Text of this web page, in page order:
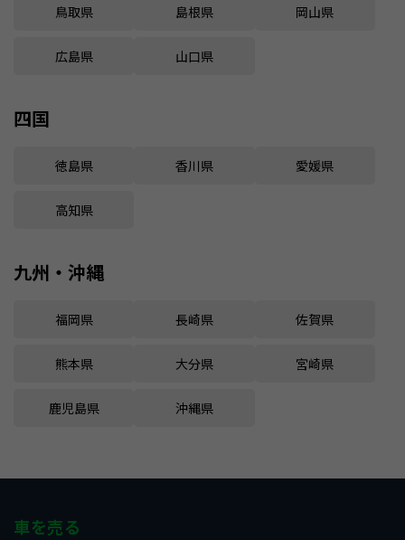
鳥取県 島根県 岡山県
広島県 山口県
四国
徳島県 香川県 愛媛県
高知県
九州・沖縄
福岡県 長崎県 佐賀県
熊本県 大分県 宮崎県
鹿児島県 沖縄県
車を売る